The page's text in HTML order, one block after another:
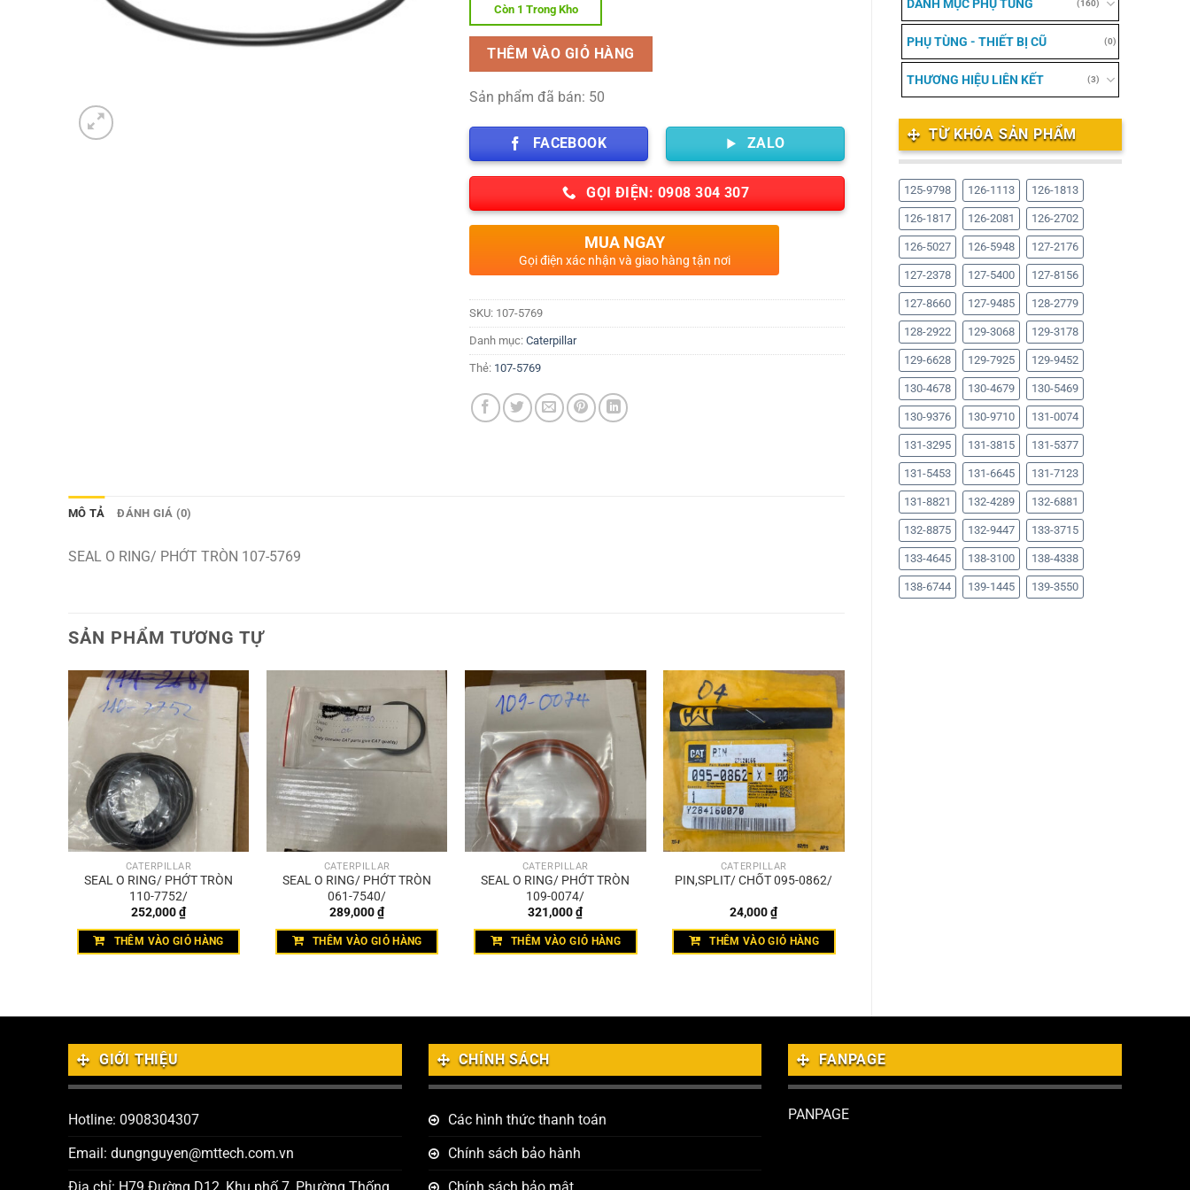
DANH MỤC PHỤ TÙNG (160)
PHỤ TÙNG - THIẾT BỊ CŨ (0)
THƯƠNG HIỆU LIÊN KẾT (3)
TỪ KHÓA SẢN PHẨM
125-9798 126-1113 126-1813
126-1817 126-2081 126-2702
126-5027 126-5948 127-2176
127-2378 127-5400 127-8156
127-8660 127-9485 128-2779
128-2922 129-3068 129-3178
129-6628 129-7925 129-9452
130-4678 130-4679 130-5469
130-9376 130-9710 131-0074
131-3295 131-3815 131-5377
131-5453 131-6645 131-7123
131-8821 132-4289 132-6881
132-8875 132-9447 133-3715
133-4645 138-3100 138-4338
138-6744 139-1445 139-3550
Còn 1 Trong Kho
THÊM VÀO GIỎ HÀNG
Sản phẩm đã bán: 50
FACEBOOK ZALO
GỌI ĐIỆN: 0908 304 307
MUA NGAY
Gọi điện xác nhận và giao hàng tận nơi
SKU: 107-5769
Danh mục:Caterpillar
Thẻ: 107-5769
MÔ TẢ ĐÁNH GIÁ (0)
SEAL O RING/ PHỚT TRÒN 107-5769
SẢN PHẨM TƯƠNG TỰ
CATERPILLAR
SEAL O RING/ PHỚT TRÒN
110-7752/
252,000₫
THÊM VÀO GIỎ HÀNG
CATERPILLAR
SEAL O RING/ PHỚT TRÒN
061-7540/
289,000₫
THÊM VÀO GIỎ HÀNG
CATERPILLAR
SEAL O RING/ PHỚT TRÒN
109-0074/
321,000₫
THÊM VÀO GIỎ HÀNG
CATERPILLAR
PIN,SPLIT/ CHỐT 095-0862/
24,000₫
THÊM VÀO GIỎ HÀNG
GIỚI THIỆU
Hotline: 0908304307
Email: dungnguyen@mttech.com.vn
CHÍNH SÁCH
Các hình thức thanh toán
Chính sách bảo hành
FANPAGE
PANPAGE